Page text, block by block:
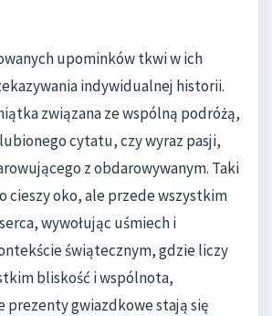
upominków tkwi w ich
indywidualnej historii.
związana ze wspólną podróżą,
cytatu, czy wyraz pasji,
z obdarowywanym. Taki
cieszy oko, ale przede wszystkim
wywołując uśmiech i
świątecznym, gdzie liczy
bliskość i wspólnota,
prezenty gwiazdkowe stają się